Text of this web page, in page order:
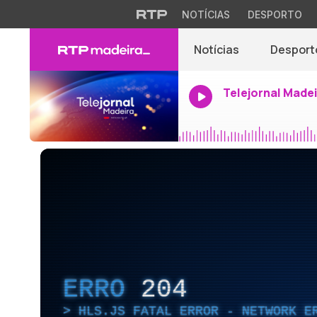
NOTÍCIAS DESPORTO
Notícias
Telejornal
ERRO 204
HLS.JS FATAL ERROR - NETWORK